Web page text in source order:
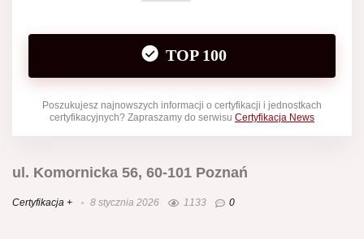
TOP 100
Poszukujesz najnowszych informacji o certyfikacji i jednostkach
certyfikacyjnych? Zapraszamy do serwisu Certyfikacja News
ul. Komornicka 56, 60-101 Poznań
Certyfikacja + 8 stycznia 2026 1133 0